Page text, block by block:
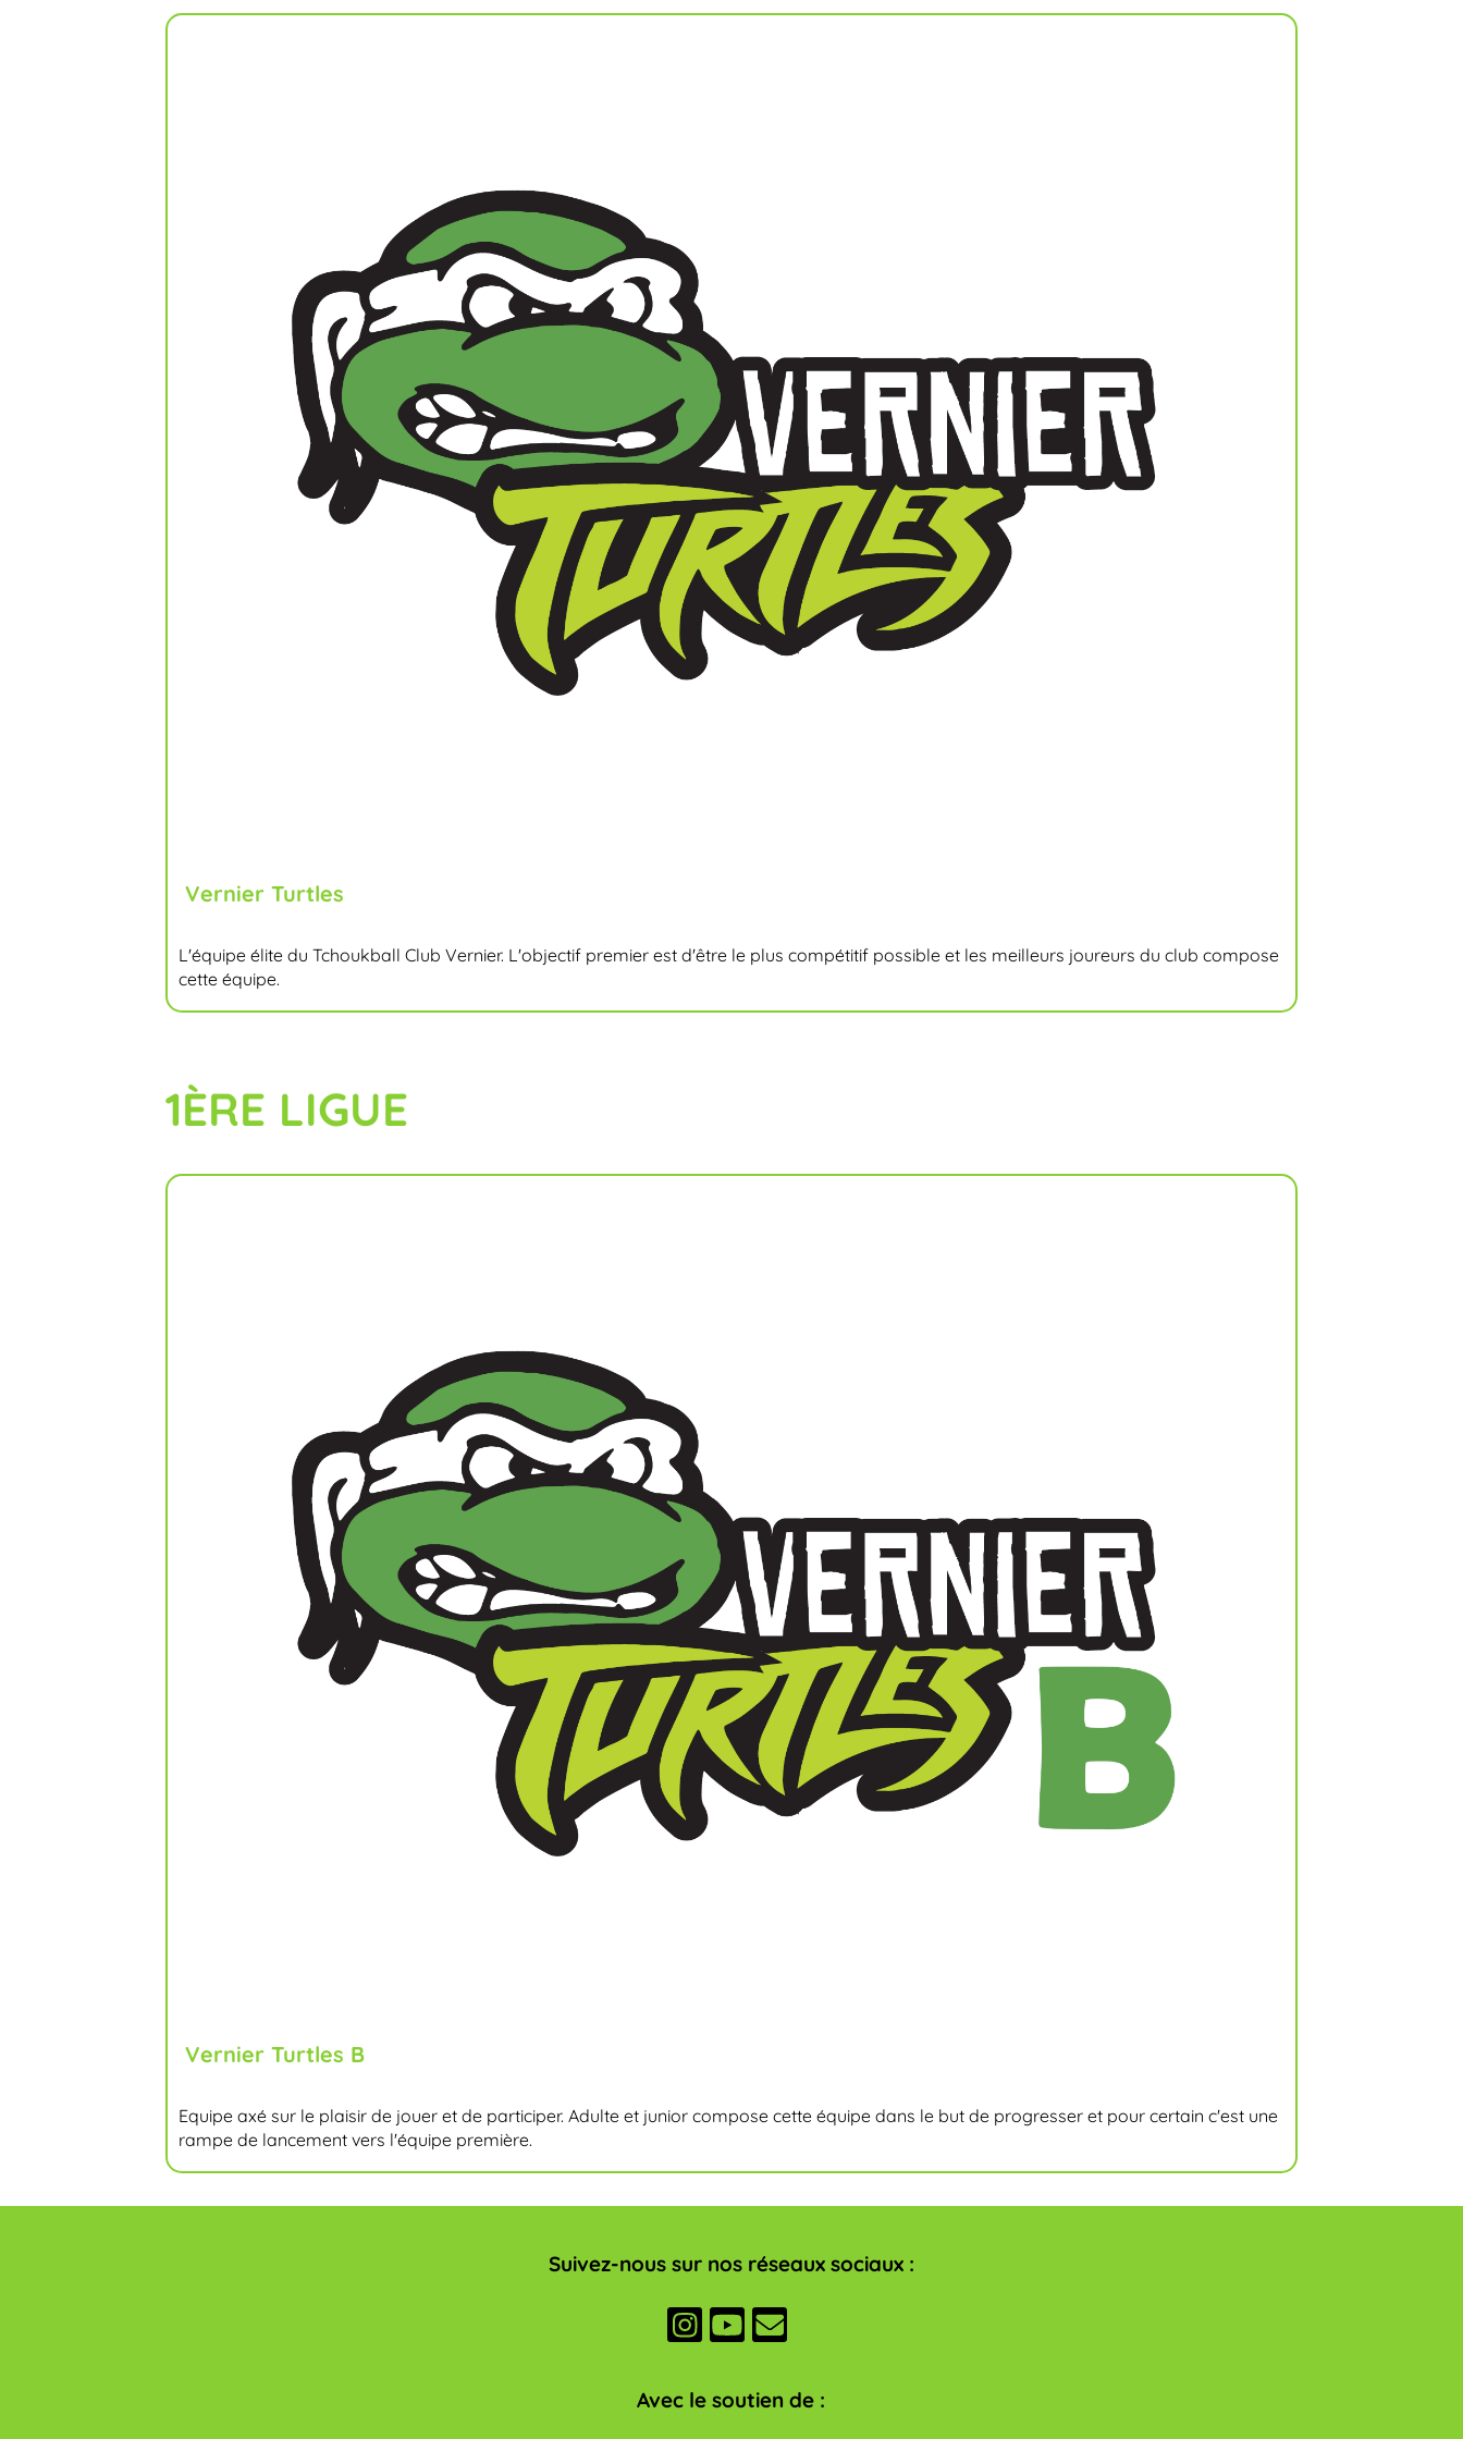
Vernier Turtles
L'équipe élite du Tchoukball Club Vernier. L'objectif premier est d'être le plus compétitif possible et les meilleurs joureurs du club compose
cette équipe.
1ÈRE LIGUE
Vernier Turtles B
Equipe axé sur le plaisir de jouer et de participer. Adulte et junior compose cette équipe dans le but de progresser et pour certain c'est une
rampe de lancement vers l'équipe première.
Suivez-nous sur nos réseaux sociaux :
Avec le soutien de :